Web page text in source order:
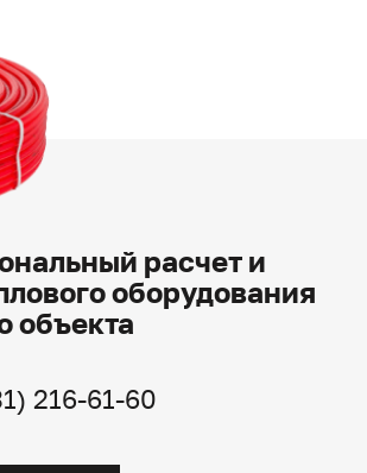
расчет и
оборудования
объекта
216-61-60